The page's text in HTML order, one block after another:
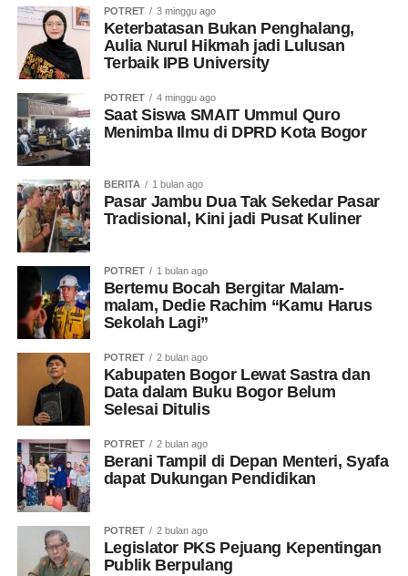
POTRET 3 minggu ago
Keterbatasan Bukan Penghalang,
Aulia Nurul Hikmah jadi Lulusan
Terbaik IPB University
POTRET 4 minggu ago
Saat Siswa SMAIT Ummul Quro
Menimba Ilmu di DPRD Kota Bogor
BERITA 1 bulan ago
Pasar Jambu Dua Tak Sekedar Pasar
Tradisional, Kini jadi Pusat Kuliner
POTRET 1 bulan ago
Bertemu Bocah Bergitar Malam-
malam, Dedie Rachim “Kamu Harus
Sekolah Lagi”
POTRET 2 bulan ago
Kabupaten Bogor Lewat Sastra dan
Data dalam Buku Bogor Belum
Selesai Ditulis
POTRET 2 bulan ago
Berani Tampil di Depan Menteri, Syafa
dapat Dukungan Pendidikan
POTRET 2 bulan ago
Legislator PKS Pejuang Kepentingan
Publik Berpulang